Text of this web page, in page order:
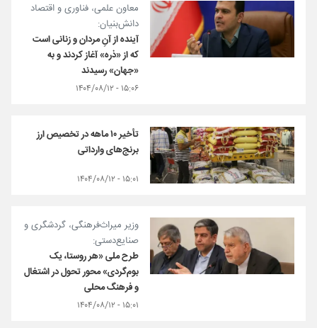
معاون علمی، فناوری و اقتصاد
دانش‌بنیان:
آینده از آنِ مردان و زنانی است
که از «ذره» آغاز کردند و به
«جهان» رسیدند
۱۵:۰۶ - ۱۴۰۴/۰۸/۱۲
تأخیر ۱۰ ماهه در تخصیص ارز
برنج‌های وارداتی
۱۵:۰۱ - ۱۴۰۴/۰۸/۱۲
وزیر میراث‌فرهنگی، گردشگری و
صنایع‌دستی:
طرح ملی «هر روستا، یک
بوم‌گردی» محور تحول در اشتغال
و فرهنگ محلی
۱۵:۰۱ - ۱۴۰۴/۰۸/۱۲